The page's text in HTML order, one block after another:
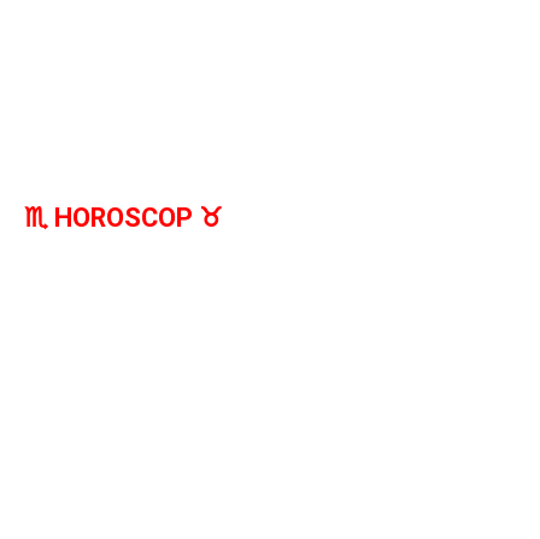
♏️ HOROSCOP ♉️